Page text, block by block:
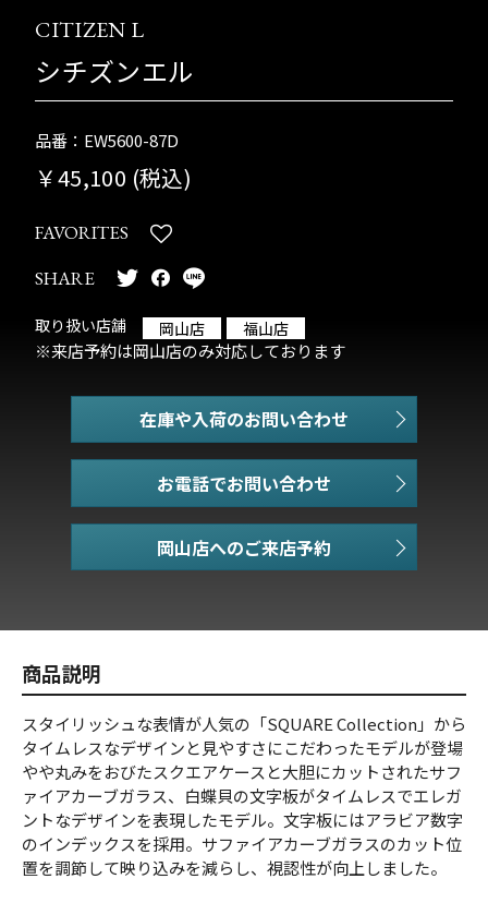
CITIZEN L
シチズンエル
品番：EW5600-87D
￥45,100 (税込)
FAVORITES
SHARE
取り扱い店舗 岡山店 福山店
※来店予約は岡山店のみ対応しております
在庫や入荷のお問い合わせ
お電話でお問い合わせ
商品説明
スタイリッシュな表情が人気の「SQUARE Collection」から
タイムレスなデザインと見やすさにこだわったモデルが登場
やや丸みをおびたスクエアケースと大胆にカットされたサフ
ァイアカーブガラス、白蝶貝の文字板がタイムレスでエレガ
ントなデザインを表現したモデル。文字板にはアラビア数字
のインデックスを採用。サファイアカーブガラスのカット位
置を調節して映り込みを減らし、視認性が向上しました。